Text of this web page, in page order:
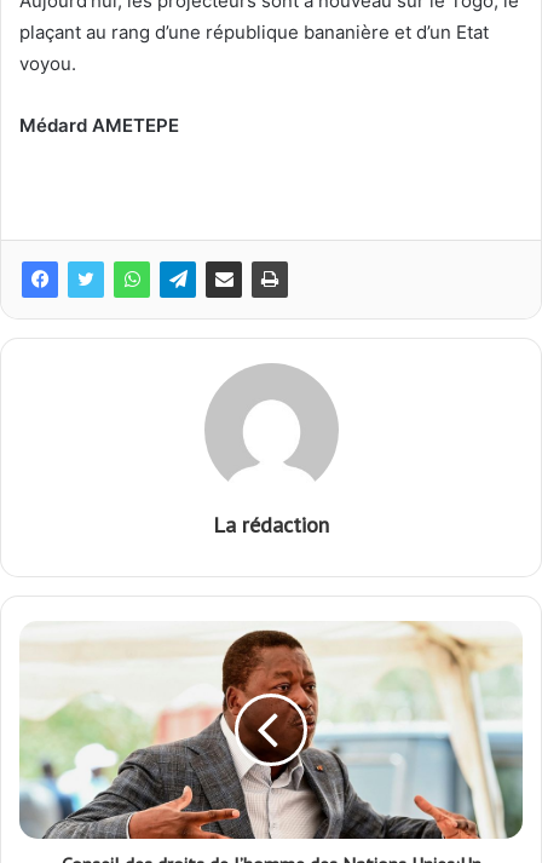
plaçant au rang d’une république bananière et d’un Etat
voyou.
Médard AMETEPE
La rédaction